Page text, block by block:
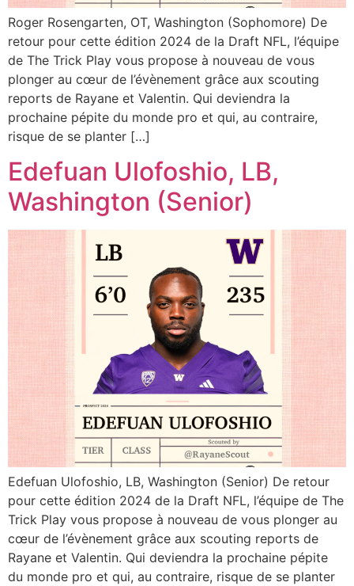
Roger Rosengarten, OT, Washington (Sophomore) De
retour pour cette édition 2024 de la Draft NFL, l’équipe
de The Trick Play vous propose à nouveau de vous
plonger au cœur de l’évènement grâce aux scouting
reports de Rayane et Valentin. Qui deviendra la
prochaine pépite du monde pro et qui, au contraire,
risque de se planter […]
Edefuan Ulofoshio, LB,
Washington (Senior)
Edefuan Ulofoshio, LB, Washington (Senior) De retour
pour cette édition 2024 de la Draft NFL, l’équipe de The
Trick Play vous propose à nouveau de vous plonger au
cœur de l’évènement grâce aux scouting reports de
Rayane et Valentin. Qui deviendra la prochaine pépite
du monde pro et qui, au contraire, risque de se planter